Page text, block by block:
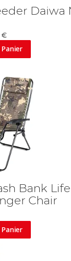
Daiwa
€
Bank
Chair